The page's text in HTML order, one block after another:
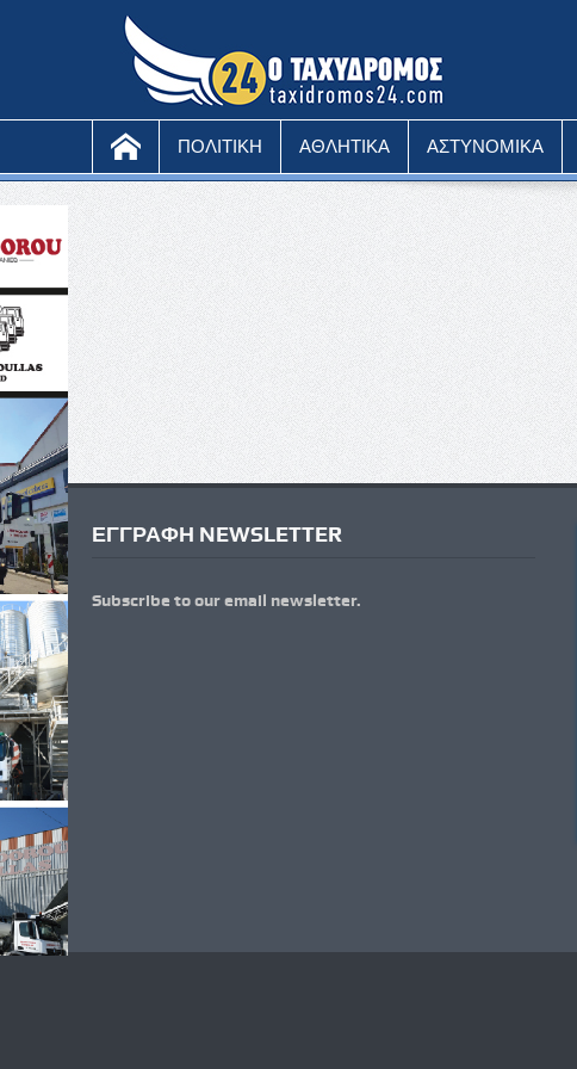
ΠΟΛΙΤΙΚΗ ΑΘΛΗΤΙΚΑ ΑΣΤΥΝΟΜΙΚΑ
ΕΓΓΡΑΦΗ NEWSLETTER
Subscribe to our email newsletter.